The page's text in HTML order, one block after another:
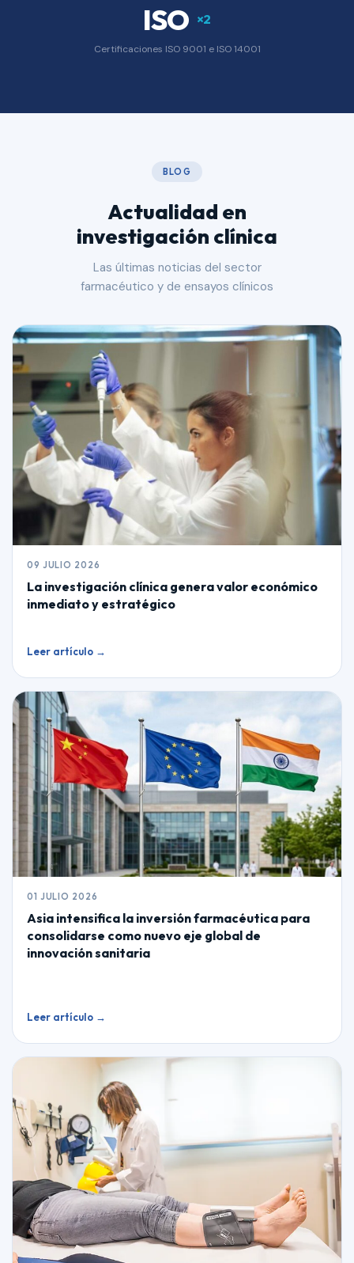
ISO ×2
Certificaciones ISO 9001 e ISO 14001
BLOG
Actualidad en
investigación clínica
Las últimas noticias del sector
farmacéutico y de ensayos clínicos
09 JULIO 2026
La investigación clínica genera valor económico
inmediato y estratégico
Leer artículo →
01 JULIO 2026
Asia intensifica la inversión farmacéutica para
consolidarse como nuevo eje global de
innovación sanitaria
Leer artículo →